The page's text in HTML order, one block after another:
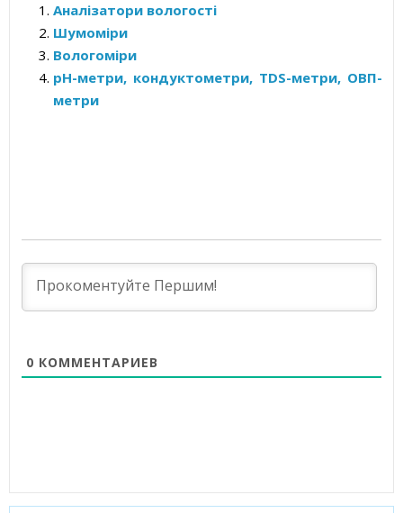
Аналізатори вологості
Шумоміри
Вологоміри
pH-метри, кондуктометри, TDS-метри, ОВП-
метри
0 КОММЕНТАРИЕВ